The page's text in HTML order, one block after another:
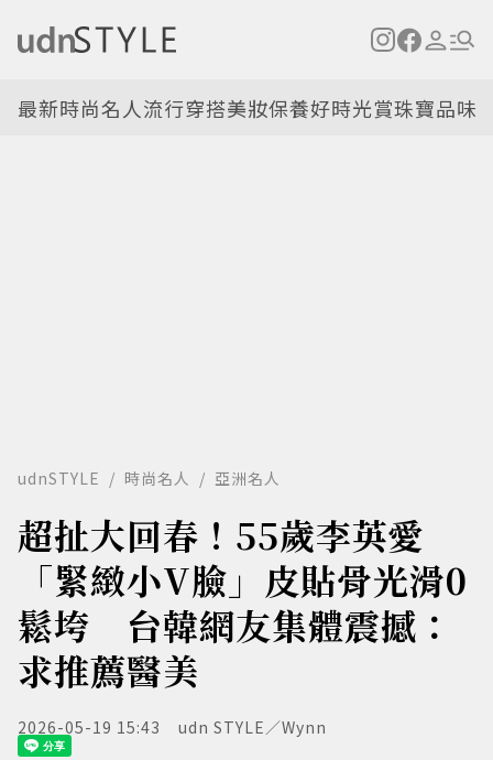
最新時尚名人流行穿搭美妝保養好時光賞珠寶品味
udnSTYLE 時尚名人 亞洲名人
超扯大回春！55歲李英愛
「緊緻小V臉」皮貼骨光滑0
鬆垮 台韓網友集體震撼：
求推薦醫美
2026-05-19 15:43 udn STYLE／Wynn